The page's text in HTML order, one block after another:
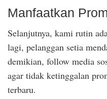
Manfaatkan
Selanjutnya, kami rutin
lagi, pelanggan setia
demikian, follow media
agar tidak ketinggalan
terbaru.